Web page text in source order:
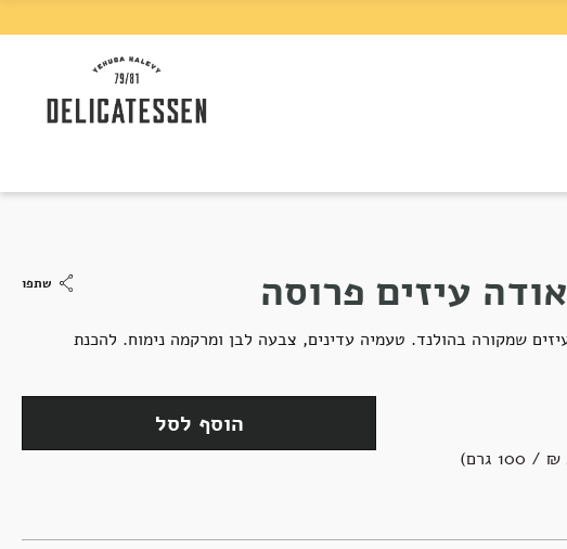
עיזים פרוסה שתפו
שמקורה בהולנד. טעמיה עדינים, צבעה לבן ומרקמה נימוח. להכנת
הוסף לסל